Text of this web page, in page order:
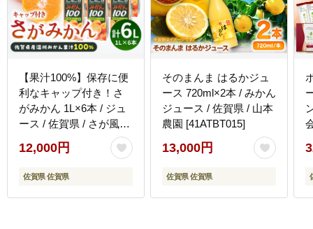
【果汁100%】保存に便
利なキャップ付き！さ
がみかん 1L×6本 / ジュ
ース / 佐賀県 / さが風土
館季楽 [41AABE001]
12,000円
佐賀県 佐賀県
そのまんま はるかジュ
ース 720ml×2本 / みかん
ジュース / 佐賀県 / 山本
農園 [41ATBT015]
13,000円
佐賀県 佐賀県